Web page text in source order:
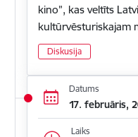
kino”, kas veltīts
kultūrvēsturiskajam
Diskusija
Datums
17. februāris,
Laiks